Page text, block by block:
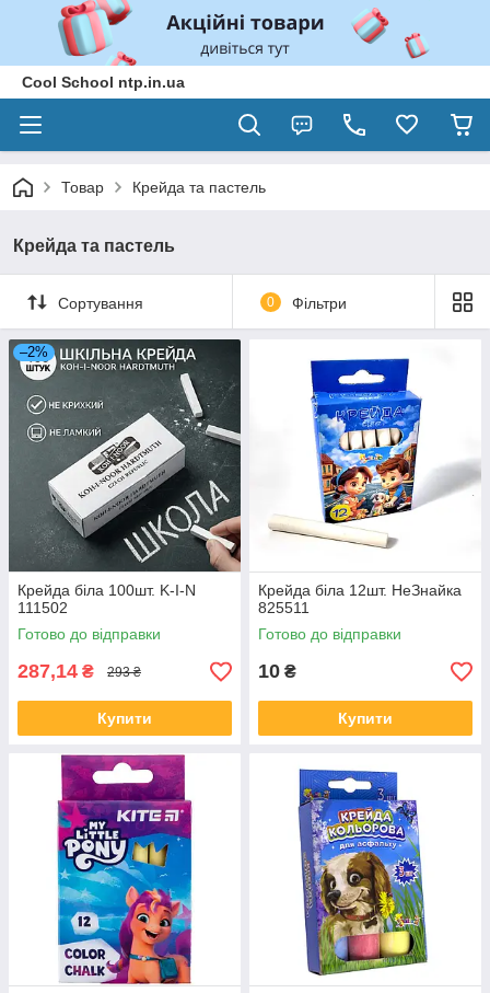
Cool School ntp.in.ua
Товар Крейда та пастель
Крейда та пастель
Сортування 0 Фільтри
–2%
Крейда біла 100шт. K-I-N
111502
Готово до відправки
287,14 ₴ 293 ₴
Купити
Крейда біла 12шт. НеЗнайка
825511
Готово до відправки
10 ₴
Купити